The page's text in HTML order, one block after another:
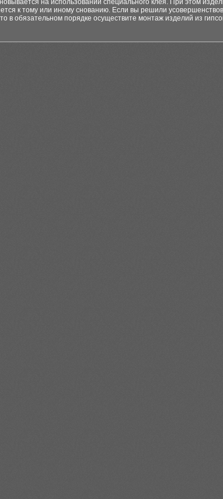
на использовании специального клея. При этом
к тому или иному снованию. Если вы решили
в обязательном порядке осуществите монтаж изделий из